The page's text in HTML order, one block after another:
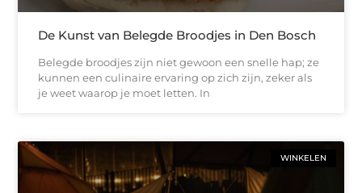
De Kunst van Belegde Broodjes in Den Bosch
Belegde broodjes zijn niet gewoon een snelle hap; ze
kunnen een culinaire ervaring op zich zijn, zeker als
je weet waarop je moet letten. In
WINKELEN